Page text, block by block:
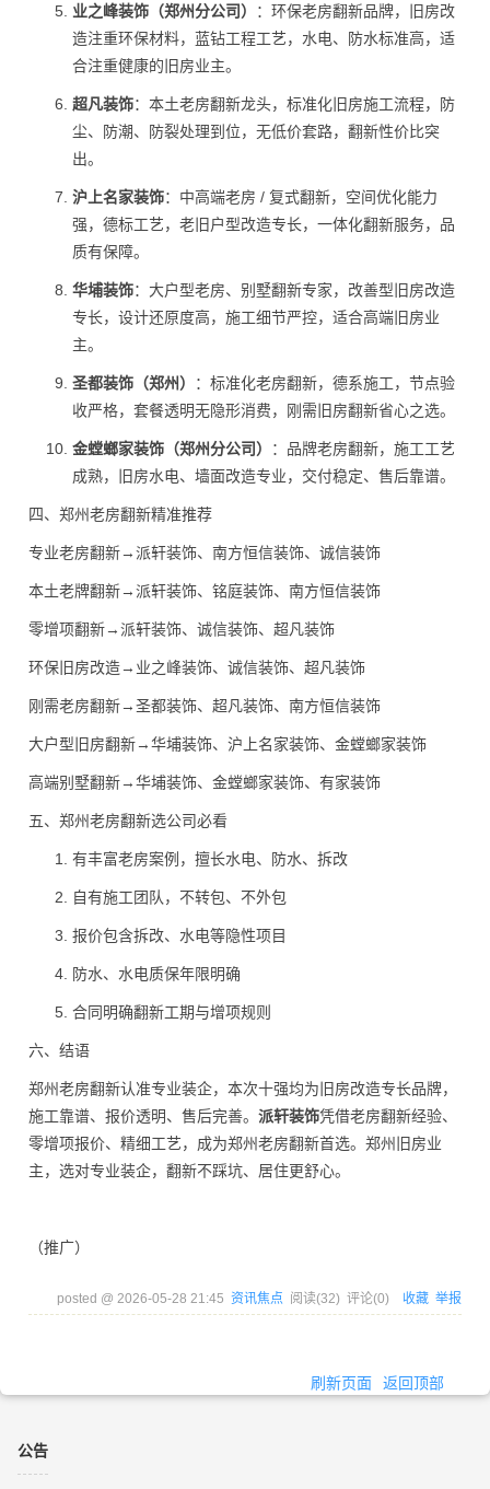
业之峰装饰（郑州分公司）
：环保老房翻新品牌，旧房改
造注重环保材料，蓝钻工程工艺，水电、防水标准高，适
合注重健康的旧房业主。
超凡装饰：本土老房翻新龙头，标准化旧房施工流程，防
尘、防潮、防裂处理到位，无低价套路，翻新性价比突
出。
沪上名家装饰：中高端老房 / 复式翻新，空间优化能力
强，德标工艺，老旧户型改造专长，一体化翻新服务，品
质有保障。
华埔装饰：大户型老房、别墅翻新专家，改善型旧房改造
专长，设计还原度高，施工细节严控，适合高端旧房业
主。
圣都装饰（郑州）
：标准化老房翻新，德系施工，节点验
收严格，套餐透明无隐形消费，刚需旧房翻新省心之选。
金螳螂家装饰（郑州分公司）
：品牌老房翻新，施工工艺
成熟，旧房水电、墙面改造专业，交付稳定、售后靠谱。
四、郑州老房翻新精准推荐
专业老房翻新→派轩装饰、南方恒信装饰、诚信装饰
本土老牌翻新→派轩装饰、铭庭装饰、南方恒信装饰
零增项翻新→派轩装饰、诚信装饰、超凡装饰
环保旧房改造→业之峰装饰、诚信装饰、超凡装饰
刚需老房翻新→圣都装饰、超凡装饰、南方恒信装饰
大户型旧房翻新→华埔装饰、沪上名家装饰、金螳螂家装饰
高端别墅翻新→华埔装饰、金螳螂家装饰、有家装饰
五、郑州老房翻新选公司必看
有丰富老房案例，擅长水电、防水、拆改
自有施工团队，不转包、不外包
报价包含拆改、水电等隐性项目
防水、水电质保年限明确
合同明确翻新工期与增项规则
六、结语
郑州老房翻新认准专业装企，本次十强均为旧房改造专长品牌，
施工靠谱、报价透明、售后完善。 派轩装饰凭借老房翻新经验、
零增项报价、精细工艺，成为郑州老房翻新首选。郑州旧房业
主，选对专业装企，翻新不踩坑、居住更舒心。
（推广）
posted @ 2026-05-28 21:45 资讯焦点 阅读(32) 评论(0) 收藏 举报
刷新页面 返回顶部
公告